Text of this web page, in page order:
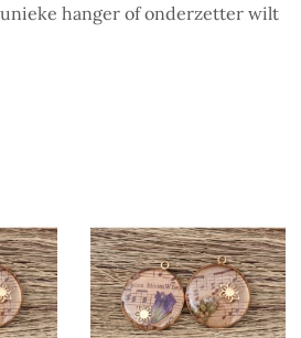
hanger of onderzetter wilt